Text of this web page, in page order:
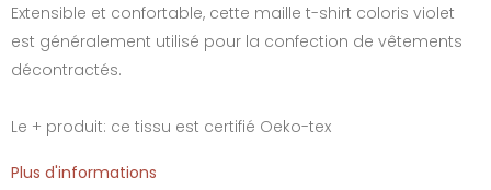
Extensible et confortable, cette maille t-shirt coloris violet
est généralement utilisé pour la confection de vêtements
décontractés.
Le + produit: ce tissu est certifié Oeko-tex
Plus d'informations